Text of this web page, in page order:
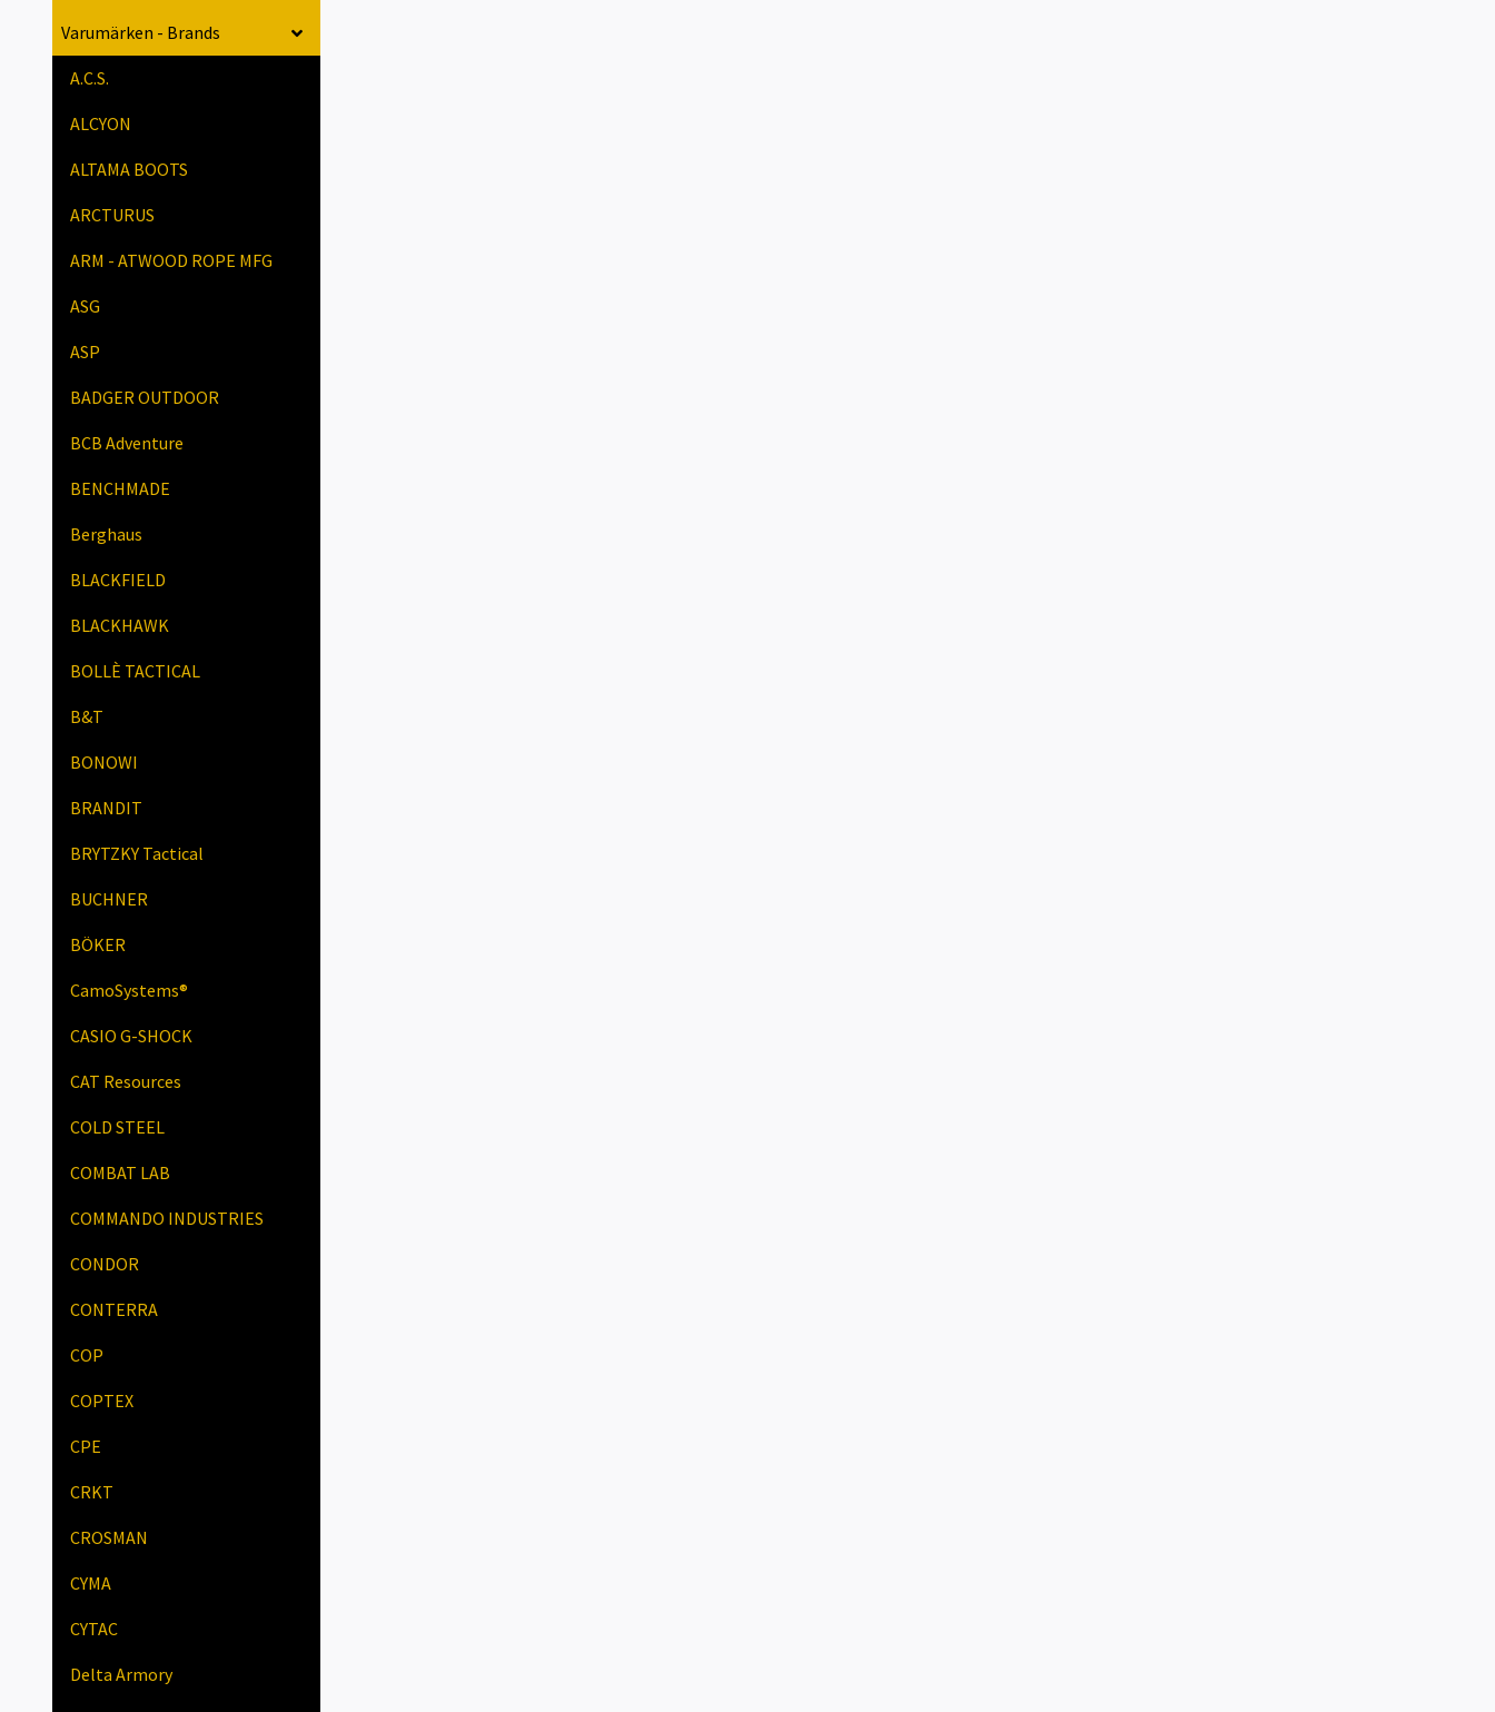
Varumärken - Brands
A.C.S.
ALCYON
ALTAMA BOOTS
ARCTURUS
ARM - ATWOOD ROPE MFG
ASG
ASP
BADGER OUTDOOR
BCB Adventure
BENCHMADE
Berghaus
BLACKFIELD
BLACKHAWK
BOLLÈ TACTICAL
B&T
BONOWI
BRANDIT
BRYTZKY Tactical
BUCHNER
BÖKER
CamoSystems®
CASIO G-SHOCK
CAT Resources
COLD STEEL
COMBAT LAB
COMMANDO INDUSTRIES
CONDOR
CONTERRA
COP
COPTEX
CPE
CRKT
CROSMAN
CYMA
CYTAC
Delta Armory